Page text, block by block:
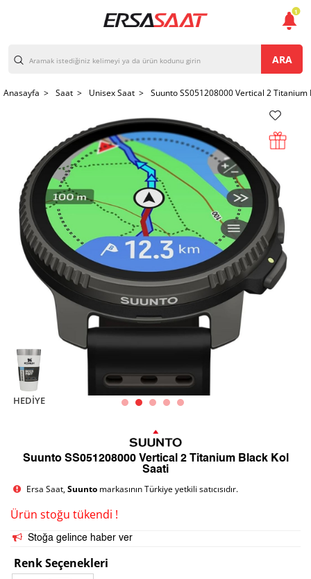
ARA
Anasayfa > Saat > Unisex Saat > Suunto SS051208000 Vertical 2 Titanium
HEDIYE
Suunto SS051208000 Vertical 2 Titanium Black Kol
Saati
Ersa Saat,Suunto markasının Türkiye yetkili satıcısıdır.
Ürün stoğu tükendi !
Stoğa gelince haber ver
Renk Seçenekleri
1